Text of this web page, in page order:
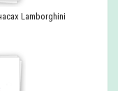
Lamborghini